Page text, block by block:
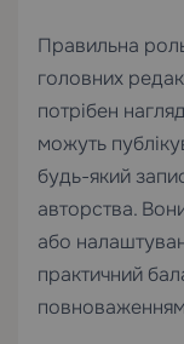
Правильна
головних
потрібен
можуть
будь-який
авторства.
або
практичний